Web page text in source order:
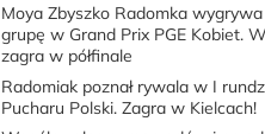
Moya Zbyszko Radomka
grupę w Grand Prix PGE Kobiet.
zagra w półfinale
Radomiak poznał rywala w I
Pucharu Polski. Zagra w Kielcach!